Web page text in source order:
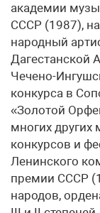
академии
СССР (1987),
народный
Дагестанской
Чечено-
конкурса в
«Золотой
многих
конкурсов и
Ленинского
премии СССР
народов,